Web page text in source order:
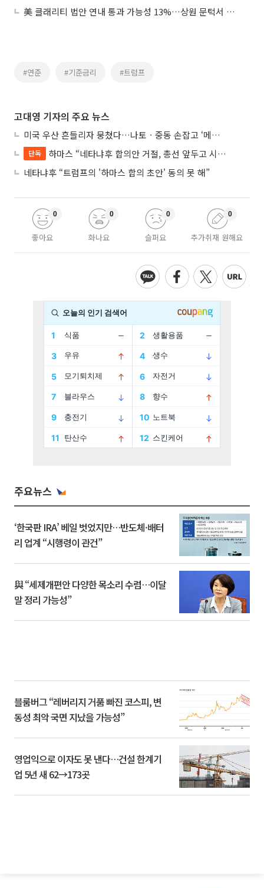
美 클래리티 법안 연내 통과 가능성 13%…상원 문턱서 제동
#연준 #기준금리 #트럼프
고대영 기자의 주요 뉴스
미국 우산 흔들리자 뭉쳤다…나토ㆍ중동 손잡고 ‘메카 공동방위’ 조약 체결
단독
하마스 “네타냐후 합의안 거절, 총선 앞두고 시간 끌기”
네타냐후 “트럼프의 '하마스 합의 초안' 동의 못 해”
좋아요
0
화나요
0
슬퍼요
0
추가취재 원해요
0
주요뉴스
‘한국판 IRA’ 베일 벗었지만…반도체·배터
리 업계 “시행령이 관건”
與 “세제개편안 다양한 목소리 수렴…이달
말 정리 가능성”
블룸버그 “레버리지 거품 빠진 코스피, 변
동성 최악 국면 지났을 가능성”
영업익으로 이자도 못 낸다…건설 한계기
업 5년 새 62→173곳